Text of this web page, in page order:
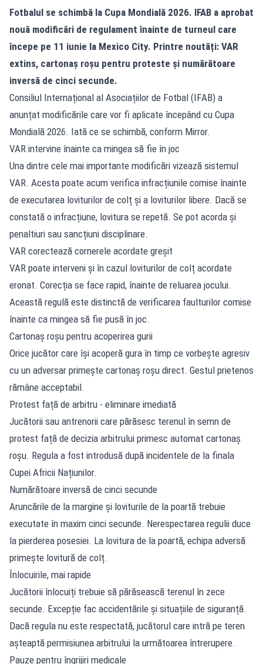
Fotbalul se schimbă la Cupa Mondială 2026. IFAB a aprobat
nouă modificări de regulament înainte de turneul care
începe pe 11 iunie la Mexico City. Printre noutăți: VAR
extins, cartonaș roșu pentru proteste și numărătoare
inversă de cinci secunde.
Consiliul Internațional al Asociațiilor de Fotbal (IFAB) a
anunțat modificările care vor fi aplicate începând cu Cupa
Mondială 2026. Iată ce se schimbă, conform Mirror.
VAR intervine înainte ca mingea să fie în joc
Una dintre cele mai importante modificări vizează sistemul
VAR. Acesta poate acum verifica infracțiunile comise înainte
de executarea loviturilor de colț și a loviturilor libere. Dacă se
constată o infracțiune, lovitura se repetă. Se pot acorda și
penaltiuri sau sancțiuni disciplinare.
VAR corectează cornerele acordate greșit
VAR poate interveni și în cazul loviturilor de colț acordate
eronat. Corecția se face rapid, înainte de reluarea jocului.
Această regulă este distinctă de verificarea faulturilor comise
înainte ca mingea să fie pusă în joc.
Cartonaș roșu pentru acoperirea gurii
Orice jucător care își acoperă gura în timp ce vorbește agresiv
cu un adversar primește cartonaș roșu direct. Gestul prietenos
rămâne acceptabil.
Protest față de arbitru - eliminare imediată
Jucătorii sau antrenorii care părăsesc terenul în semn de
protest față de decizia arbitrului primesc automat cartonaș
roșu. Regula a fost introdusă după incidentele de la finala
Cupei Africii Națiunilor.
Numărătoare inversă de cinci secunde
Aruncările de la margine și loviturile de la poartă trebuie
executate în maxim cinci secunde. Nerespectarea regulii duce
la pierderea posesiei. La lovitura de la poartă, echipa adversă
primește lovitură de colț.
Înlocuirile, mai rapide
Jucătorii înlocuiți trebuie să părăsească terenul în zece
secunde. Excepție fac accidentările și situațiile de siguranță.
Dacă regula nu este respectată, jucătorul care intră pe teren
așteaptă permisiunea arbitrului la următoarea întrerupere.
Pauze pentru îngrijiri medicale